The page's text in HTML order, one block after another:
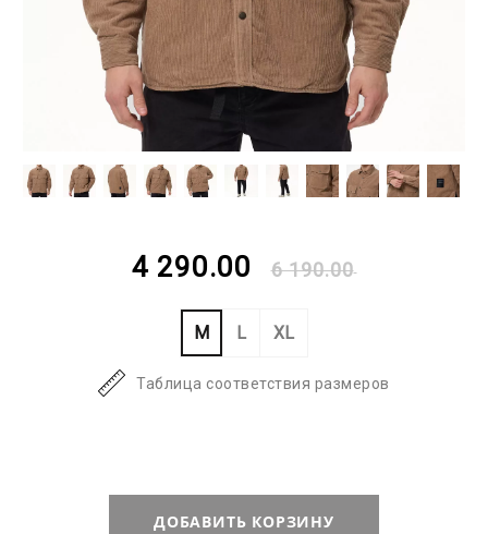
4 290.00 6 190.00
M L XL
Таблица соответствия размеров
ДОБАВИТЬ КОРЗИНУ